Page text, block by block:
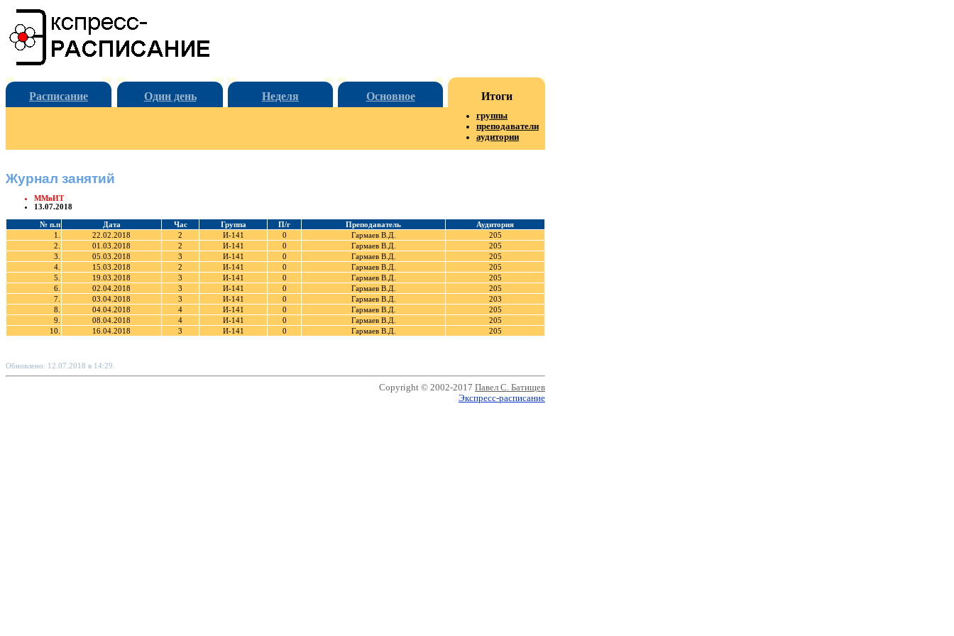
Расписание Один день Неделя Основное Итоги
группы
преподаватели
аудитории
Журнал занятий
ММвИТ
13.07.2018
№ п.п Дата Час Группа П/г Преподаватель
Аудитория
1.
22.02.2018 2 И-141 0 Гармаев В.Д.
205
2.
01.03.2018 2 И-141 0 Гармаев В.Д.
205
3.
05.03.2018 3 И-141 0 Гармаев В.Д.
205
4.
15.03.2018 2 И-141 0 Гармаев В.Д.
205
5.
19.03.2018 3 И-141 0 Гармаев В.Д.
205
6.
02.04.2018 3 И-141 0 Гармаев В.Д.
205
7.
03.04.2018 3 И-141 0 Гармаев В.Д.
203
8.
04.04.2018 4 И-141 0 Гармаев В.Д.
205
9.
08.04.2018 4 И-141 0 Гармаев В.Д.
205
10.
16.04.2018 3 И-141 0 Гармаев В.Д. 205
Обновлено: 12.07.2018 в 14:29.
Copyright © 2002-2017 Павел С. Батищев
Экспресс-расписание